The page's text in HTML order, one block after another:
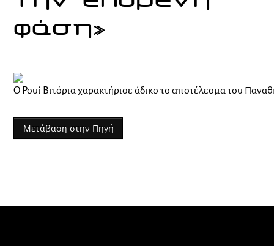
φάση»
Ο Ρουί Βιτόρια χαρακτήρισε άδικο το αποτέλεσμα του
Μετάβαση στην Πηγή